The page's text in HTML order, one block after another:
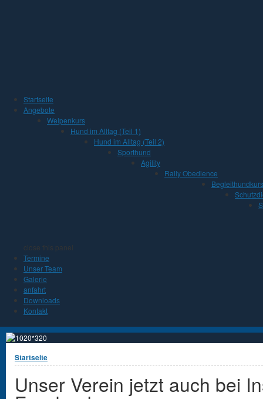
Startseite
Angebote
Welpenkurs
Hund im Alltag (Teil 1)
Hund im Alltag (Teil 2)
Sporthund
Agility
Rally Obedience
Begleithundkurs
close this panel
Termine
Unser Team
Galerie
anfahrt
Downloads
Kontakt
Sie sind hier
Startseite
Unser Verein jetzt auch bei